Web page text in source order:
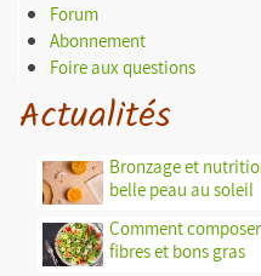
Forum
Abonnement
Foire aux questions
Actualités
Bronzage et
belle peau au soleil
Comment
fibres et bons gras